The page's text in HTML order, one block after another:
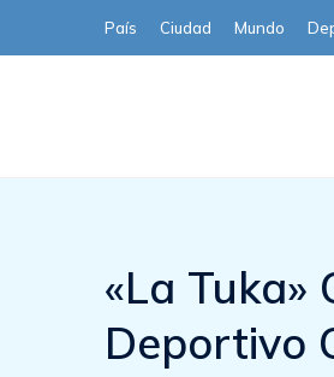
País Ciudad Mundo
«La
Deportivo